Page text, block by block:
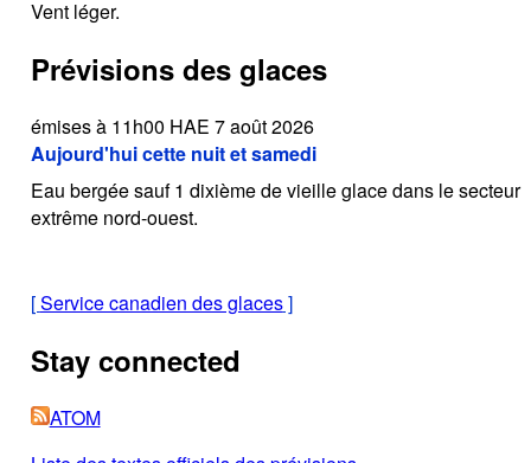
Vent léger.
Prévisions des glaces
émises à 11h00 HAE 7 août 2026
Aujourd'hui cette nuit et samedi
Eau bergée sauf 1 dixième de vieille glace dans le secteur
extrême nord-ouest.
[Service canadien des glaces]
Stay connected
ATOM